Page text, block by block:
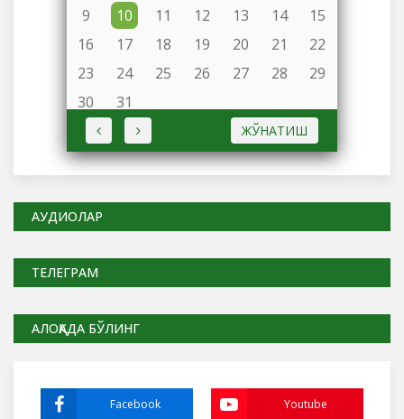
9
10 11 12 13 14
15
16
17 18 19 20 21
22
23
24 25 26 27 28
29
30
31
ЖЎНАТИШ
АУДИОЛАР
ТЕЛЕГРАМ
АЛОҚАДА БЎЛИНГ
Facebook Youtube